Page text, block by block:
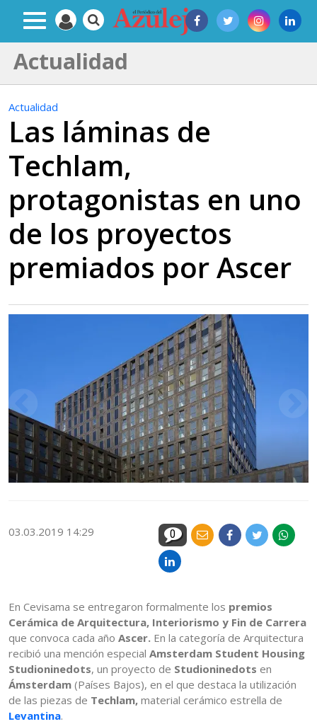
Actualidad
Actualidad
Las láminas de
Techlam,
protagonistas en uno
de los proyectos
premiados por Ascer
03.03.2019 14:29 0
En Cevisama se entregaron formalmente los premios
Cerámica de Arquitectura, Interiorismo y Fin de Carrera
que convoca cada año Ascer. En la categoría de Arquitectura
recibió una mención especial Amsterdam Student Housing
Studioninedots, un proyecto de Studioninedots en
Ámsterdam (Países Bajos), en el que destaca la utilización
de las piezas de Techlam, material cerámico estrella de
Levantina.